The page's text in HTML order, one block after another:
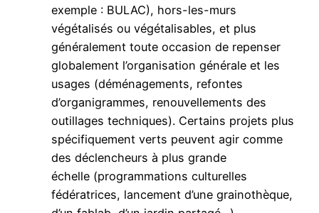
exemple : BULAC), hors-les-murs
végétalisés ou végétalisables, et plus
généralement toute occasion de repenser
globalement l’organisation générale et les
usages (déménagements, refontes
d’organigrammes, renouvellements des
outillages techniques). Certains projets plus
spécifiquement verts peuvent agir comme
des déclencheurs à plus grande
échelle (programmations culturelles
fédératrices, lancement d’une grainothèque,